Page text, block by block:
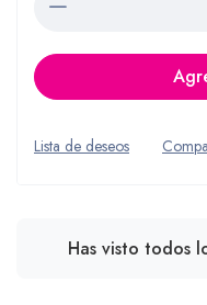
Lista de deseos
Has visto todos